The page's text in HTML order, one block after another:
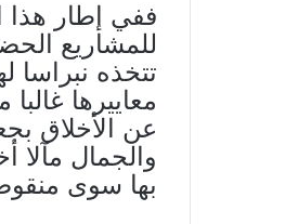
ففي إطار هذا
للمشاريع
تتخذه
معاييرها
عن الأخلاق
والجمال مآلا
بها سوى